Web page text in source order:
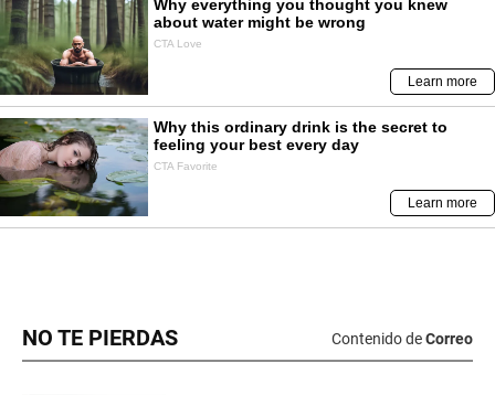
NO TE PIERDAS Contenido deCorreo